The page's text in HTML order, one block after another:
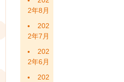
2年8月
202
2年7月
202
2年6月
202